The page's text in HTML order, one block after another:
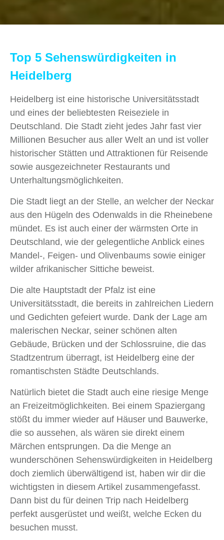
Top 5 Sehenswürdigkeiten in
Heidelberg
Heidelberg ist eine historische Universitätsstadt
und eines der beliebtesten Reiseziele in
Deutschland. Die Stadt zieht jedes Jahr fast vier
Millionen Besucher aus aller Welt an und ist voller
historischer Stätten und Attraktionen für Reisende
sowie ausgezeichneter Restaurants und
Unterhaltungsmöglichkeiten.
Die Stadt liegt an der Stelle, an welcher der Neckar
aus den Hügeln des Odenwalds in die Rheinebene
mündet. Es ist auch einer der wärmsten Orte in
Deutschland, wie der gelegentliche Anblick eines
Mandel-, Feigen- und Olivenbaums sowie einiger
wilder afrikanischer Sittiche beweist.
Die alte Hauptstadt der Pfalz ist eine
Universitätsstadt, die bereits in zahlreichen Liedern
und Gedichten gefeiert wurde. Dank der Lage am
malerischen Neckar, seiner schönen alten
Gebäude, Brücken und der Schlossruine, die das
Stadtzentrum überragt, ist Heidelberg eine der
romantischsten Städte Deutschlands.
Natürlich bietet die Stadt auch eine riesige Menge
an Freizeitmöglichkeiten. Bei einem Spaziergang
stößt du immer wieder auf Häuser und Bauwerke,
die so aussehen, als wären sie direkt einem
Märchen entsprungen. Da die Menge an
wunderschönen Sehenswürdigkeiten in Heidelberg
doch ziemlich überwältigend ist, haben wir dir die
wichtigsten in diesem Artikel zusammengefasst.
Dann bist du für deinen Trip nach Heidelberg
perfekt ausgerüstet und weißt, welche Ecken du
besuchen musst.